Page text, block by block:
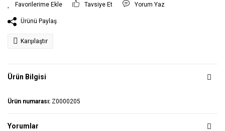
Tavsiye Et Yorum Yaz
Ürünü Paylaş
Karşılaştır
Ürün Bilgisi
Ürün numarası: Z0000205
Yorumlar